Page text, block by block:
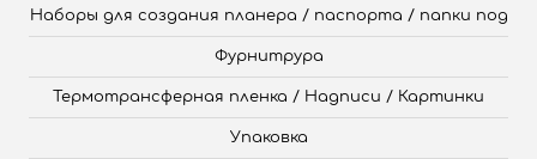
Наборы для создания планера / паспорта / папки под
Фурнитрура
Термотрансферная пленка / Надписи / Картинки
Упаковка